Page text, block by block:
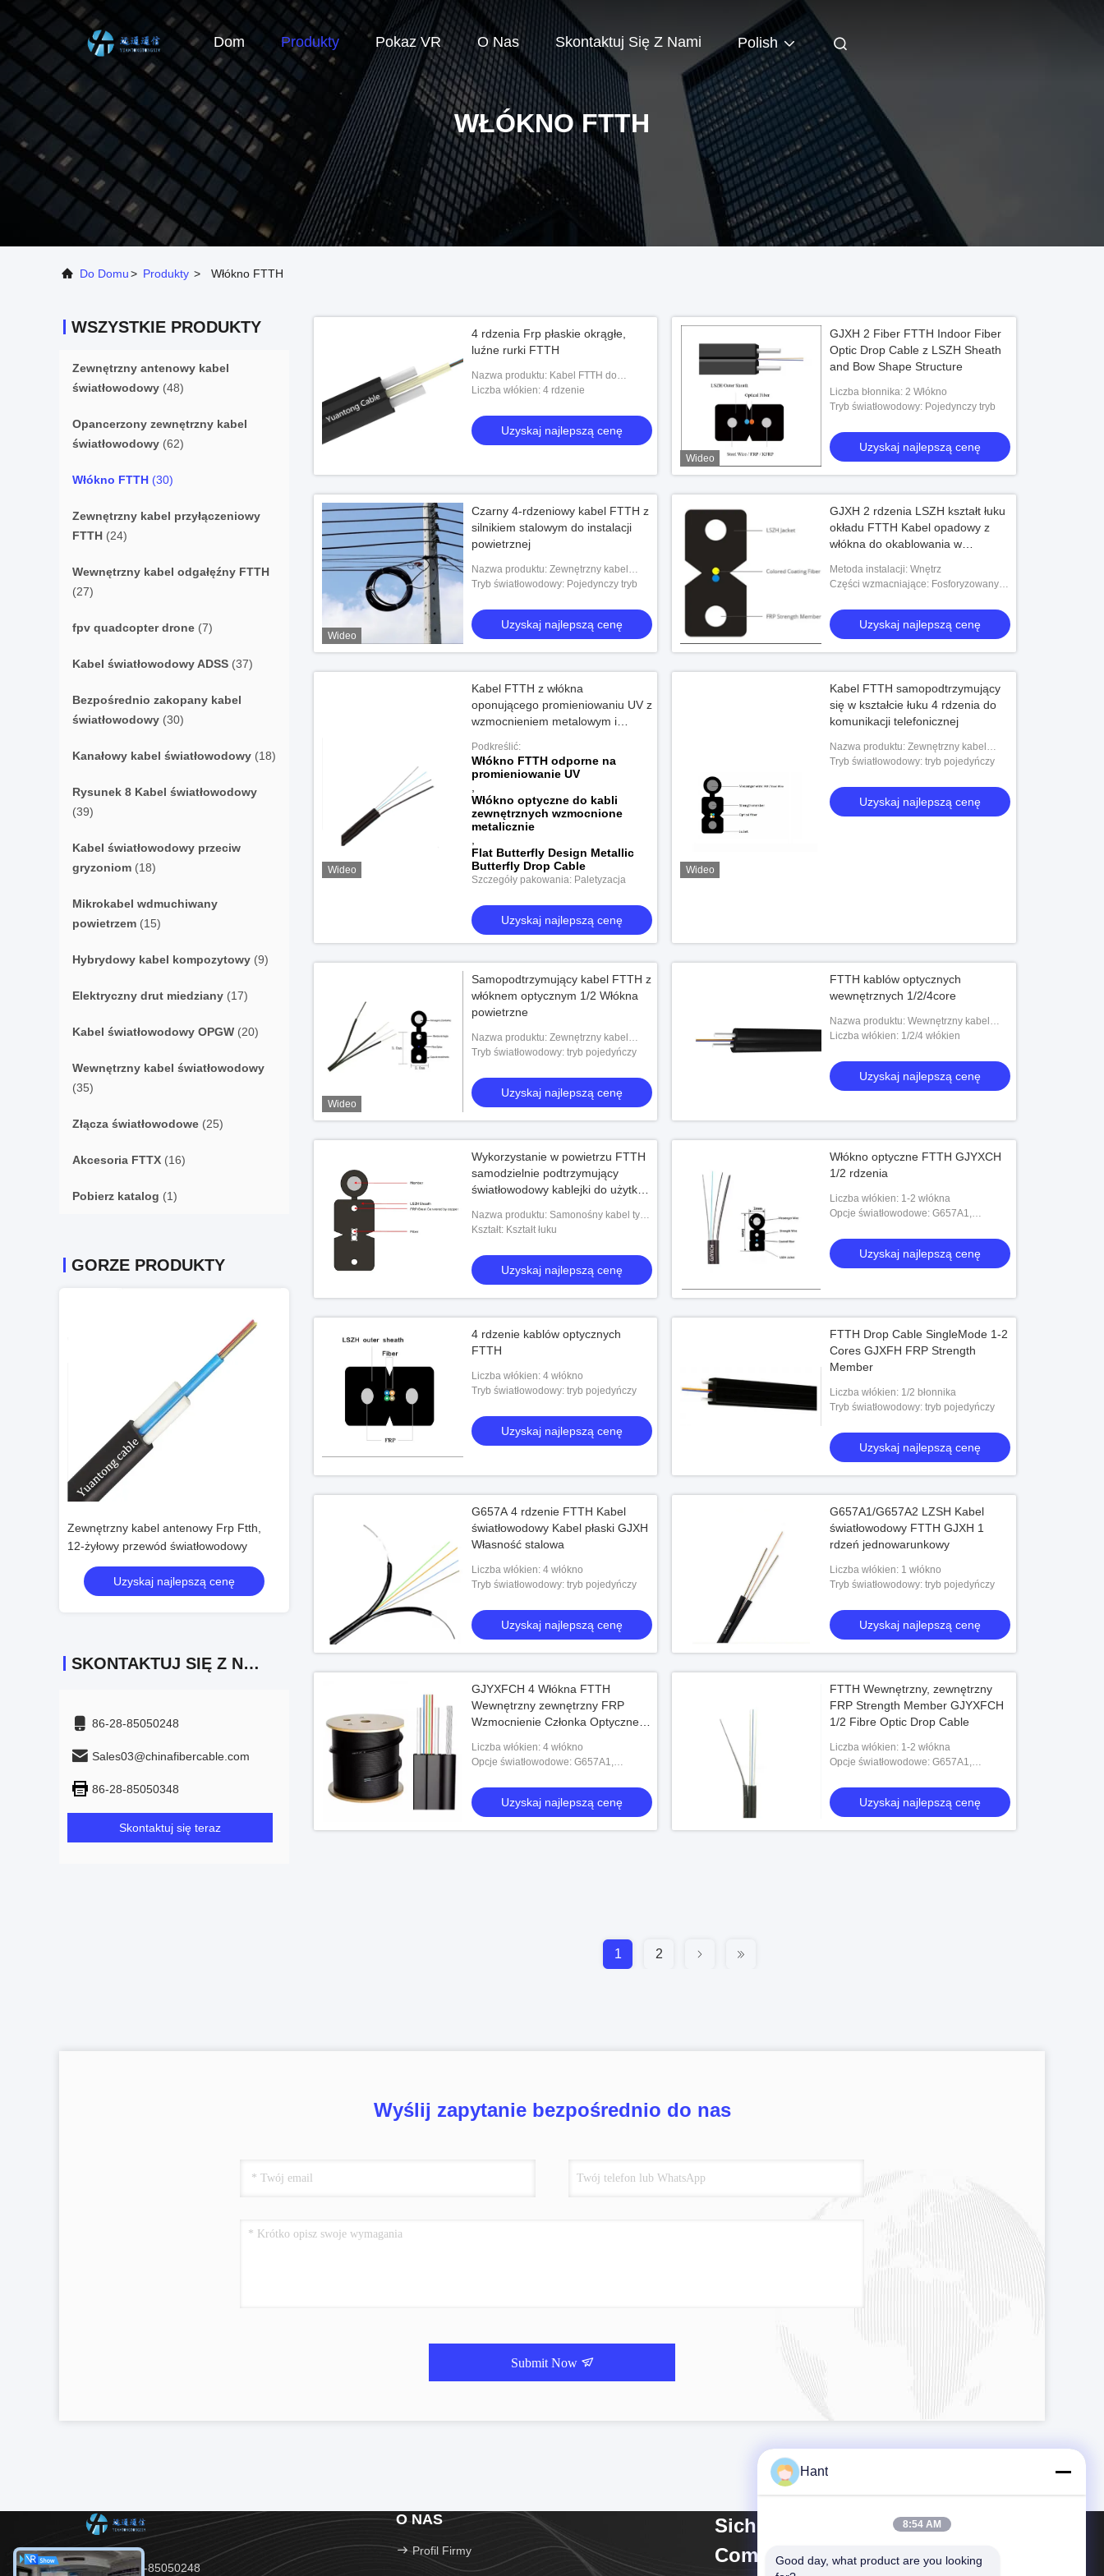
Dom Produkty Pokaz VR O Nas Skontaktuj Się Z Nami Polish
WŁÓKNO FTTH
Do Domu> Produkty > Włókno FTTH
WSZYSTKIE PRODUKTY
Zewnętrzny antenowy kabel
światłowodowy (48)
Opancerzony zewnętrzny kabel
światłowodowy (62)
Włókno FTTH (30)
Zewnętrzny kabel przyłączeniowy
FTTH (24)
Wewnętrzny kabel odgałęźny FTTH
(27)
fpv quadcopter drone (7)
Kabel światłowodowy ADSS (37)
Bezpośrednio zakopany kabel
światłowodowy (30)
Kanałowy kabel światłowodowy (18)
Rysunek 8 Kabel światłowodowy
(39)
Kabel światłowodowy przeciw
gryzoniom (18)
Mikrokabel wdmuchiwany
powietrzem (15)
Hybrydowy kabel kompozytowy (9)
Elektryczny drut miedziany (17)
Kabel światłowodowy OPGW (20)
Wewnętrzny kabel światłowodowy
(35)
Złącza światłowodowe (25)
Akcesoria FTTX (16)
Pobierz katalog (1)
GORZE PRODUKTY
Kabel światłowodowy 1,2 mm Lszh Ftth,
4-żyłowy kabel zewnętrzny G657a2
Uzyskaj najlepszą cenę
Wideo
G657A2 Włókno jednomodowe
niewrażliwe na gięcie
Uzyskaj najlepszą cenę
SKONTAKTUJ SIĘ Z NAMI
86-28-85050248
Sales03@chinafibercable.com
86-28-85050348
Skontaktuj się teraz
4 rdzenia Frp płaskie okrągłe,
luźne rurki FTTH
Nazwa produktu: Kabel FTTH do
zastosowań zewnętrznych z 4 rdzeniami
Liczba włókien: 4 rdzenie
Uzyskaj najlepszą cenę
Wideo
GJXH 2 Fiber FTTH Indoor Fiber
Optic Drop Cable z LSZH Sheath
and Bow Shape Structure
Liczba błonnika: 2 Włókno
Tryb światłowodowy: Pojedynczy tryb
Uzyskaj najlepszą cenę
Wideo
Czarny 4-rdzeniowy kabel FTTH z
silnikiem stalowym do instalacji
powietrznej
Nazwa produktu: Zewnętrzny kabel
przyłączeniowy FTTH
Tryb światłowodowy: Pojedynczy tryb
Uzyskaj najlepszą cenę
GJXH 2 rdzenia LSZH kształt łuku
okładu FTTH Kabel opadowy z
włókna do okablowania w
Metoda instalacji: Wnętrz
Części wzmacniające: Fosforyzowany
Uzyskaj najlepszą cenę
Wideo
Kabel FTTH z włókna
oponującego promieniowaniu UV z
wzmocnieniem metalowym i
Podkreślić:
Włókno FTTH odporne na
promieniowanie UV
Włókno optyczne do kabli
zewnętrznych wzmocnione
metalicznie
Flat Butterfly Design Metallic
Butterfly Drop Cable
Szczegóły pakowania: Paletyzacja
Uzyskaj najlepszą cenę
Wideo
Kabel FTTH samopodtrzymujący
się w kształcie łuku 4 rdzenia do
komunikacji telefonicznej
Nazwa produktu: Zewnętrzny kabel
przyłączeniowy FTTH
Tryb światłowodowy: tryb pojedyńczy
Uzyskaj najlepszą cenę
Wideo
Samopodtrzymujący kabel FTTH z
włóknem optycznym 1/2 Włókna
powietrzne
Nazwa produktu: Zewnętrzny kabel
przyłączeniowy FTTH
Tryb światłowodowy: tryb pojedyńczy
Uzyskaj najlepszą cenę
FTTH kablów optycznych
wewnętrznych 1/2/4core
Nazwa produktu: Wewnętrzny kabel
światłowodowy FTTH
Liczba włókien: 1/2/4 włókien
Uzyskaj najlepszą cenę
Wykorzystanie w powietrzu FTTH
samodzielnie podtrzymujący
światłowodowy kablejki do użytku
Nazwa produktu: Samonośny kabel typu
drop cable FTTH
Kształt: Kształt łuku
Uzyskaj najlepszą cenę
Włókno optyczne FTTH GJYXCH
1/2 rdzenia
Liczba włókien: 1-2 włókna
Opcje światłowodowe: G657A1,
Uzyskaj najlepszą cenę
4 rdzenie kablów optycznych
FTTH
Liczba włókien: 4 włókno
Tryb światłowodowy: tryb pojedyńczy
Uzyskaj najlepszą cenę
FTTH Drop Cable SingleMode 1-2
Cores GJXFH FRP Strength
Member
Liczba włókien: 1/2 błonnika
Tryb światłowodowy: tryb pojedyńczy
Uzyskaj najlepszą cenę
G657A 4 rdzenie FTTH Kabel
światłowodowy Kabel płaski GJXH
Własność stalowa
Liczba włókien: 4 włókno
Tryb światłowodowy: tryb pojedyńczy
Uzyskaj najlepszą cenę
G657A1/G657A2 LZSH Kabel
światłowodowy FTTH GJXH 1
rdzeń jednowarunkowy
Liczba włókien: 1 włókno
Tryb światłowodowy: tryb pojedyńczy
Uzyskaj najlepszą cenę
GJYXFCH 4 Włókna FTTH
Wewnętrzny zewnętrzny FRP
Wzmocnienie Członka Optycznego
Liczba włókien: 4 włókno
Opcje światłowodowe: G657A1,
Uzyskaj najlepszą cenę
FTTH Wewnętrzny, zewnętrzny
FRP Strength Member GJYXFCH
1/2 Fibre Optic Drop Cable
Liczba włókien: 1-2 włókna
Opcje światłowodowe: G657A1,
Uzyskaj najlepszą cenę
1 2
Wyślij zapytanie bezpośrednio do nas
Submit Now
Tel：86-28-85050248
O NAS
Profil Firmy
Sichuan Yuantong
Communication Co., Ltd.
Hant
8:54 AM
Good day, what product are you looking